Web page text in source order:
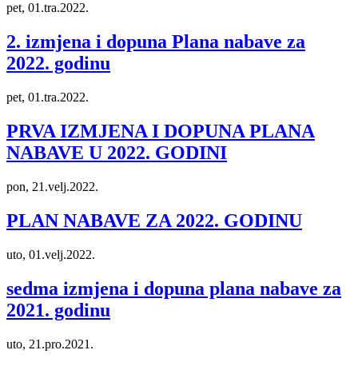
pet, 01.tra.2022.
2. izmjena i dopuna Plana nabave za
2022. godinu
pet, 01.tra.2022.
PRVA IZMJENA I DOPUNA PLANA
NABAVE U 2022. GODINI
pon, 21.velj.2022.
PLAN NABAVE ZA 2022. GODINU
uto, 01.velj.2022.
sedma izmjena i dopuna plana nabave za
2021. godinu
uto, 21.pro.2021.